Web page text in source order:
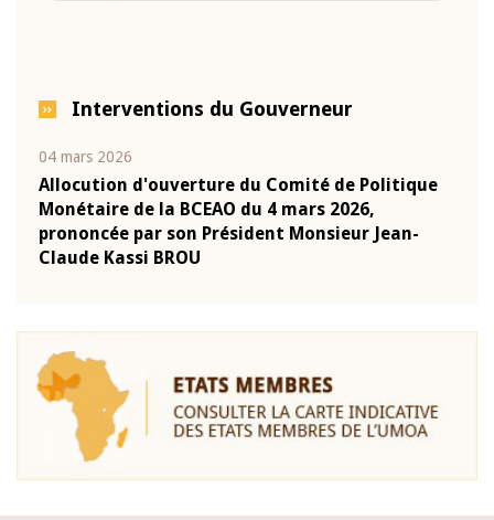
Interventions du Gouverneur
04 mars 2026
Allocution d'ouverture du Comité de Politique
Monétaire de la BCEAO du 4 mars 2026,
prononcée par son Président Monsieur Jean-
Claude Kassi BROU